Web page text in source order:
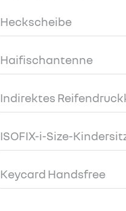
Heckscheibe
Haifischantenne
Indirektes
ISOFIX-i-Size-
Keycard Handsfree